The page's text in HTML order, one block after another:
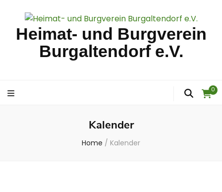
Heimat- und Burgverein
Burgaltendorf e.V.
0
Kalender
Home / Kalender